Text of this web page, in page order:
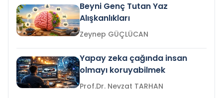
Beyni Genç Tutan Yaz
Alışkanlıkları
Zeynep GÜÇLÜCAN
Yapay zeka çağında insan
olmayı koruyabilmek
Prof.Dr. Nevzat TARHAN